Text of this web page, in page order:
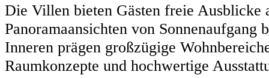
Die Villen bieten Gästen freie Ausblicke
Panoramaansichten von Sonnenaufgang
Inneren prägen großzügige
Raumkonzepte und hochwertige